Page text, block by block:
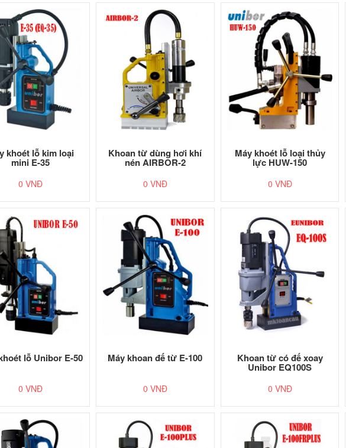
khoét lỗ kim loại
mini E-35
0 VNĐ
Khoan từ dùng hơi khí
nén AIRBOR-2
0 VNĐ
Máy khoét lỗ loại thủy
lực HUW-150
0 VNĐ
lỗ Unibor E-50
0 VNĐ
Máy khoan đế từ E-100
0 VNĐ
Khoan từ có đế xoay
Unibor EQ100S
0 VNĐ